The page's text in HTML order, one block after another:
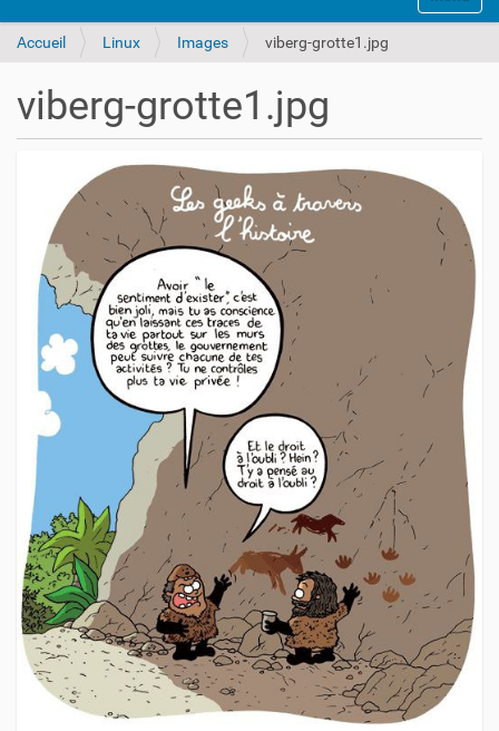
Accueil Linux Images viberg-grotte1.jpg
viberg-grotte1.jpg